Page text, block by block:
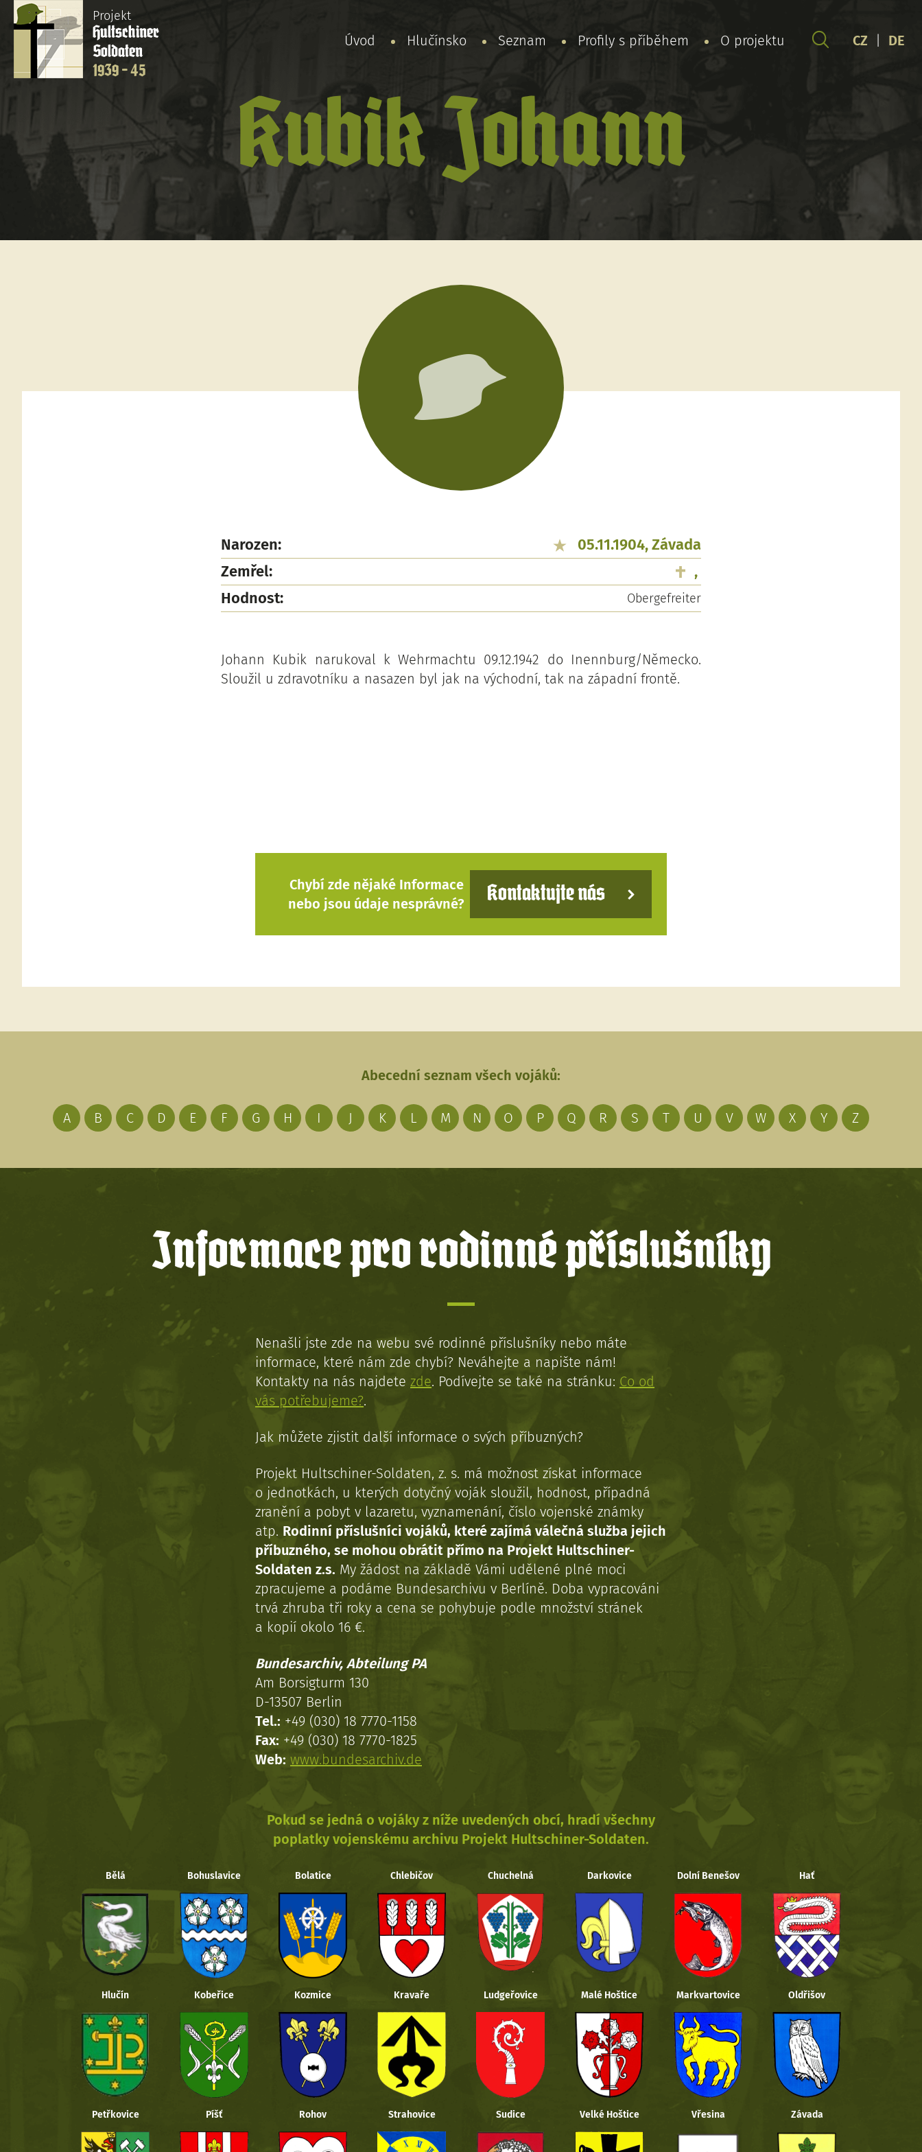
Projekt
Hultschiner
Soldaten
1939 - 45
Úvod Hlučínsko Seznam Profily s příběhem O projektu CZ DE
Kubik Johann
Narozen:
05.11.1904, Závada
Zemřel:
,
Hodnost:
Obergefreiter
Johann Kubik narukoval k Wehrmachtu 09.12.1942 do Inennburg/Německo.
Sloužil u zdravotníku a nasazen byl jak na východní, tak na západní frontě.
Chybí zde nějaké Informace
nebo jsou údaje nesprávné?
Kontaktujte nás
Abecední seznam všech vojáků:
A B C D E F G H I J K L M N O P Q R S T U V W X Y Z
Informace pro rodinné příslušníky
Nenašli jste zde na webu své rodinné příslušníky nebo máte
informace, které nám zde chybí? Neváhejte a napište nám!
Kontakty na nás najdete zde. Podívejte se také na stránku: Co od
vás potřebujeme?.
Jak můžete zjistit další informace o svých příbuzných?
Projekt Hultschiner-Soldaten, z. s. má možnost získat informace
o jednotkách, u kterých dotyčný voják sloužil, hodnost, případná
zranění a pobyt v lazaretu, vyznamenání, číslo vojenské známky
atp. Rodinní příslušníci vojáků, které zajímá válečná služba jejich
příbuzného, se mohou obrátit přímo na Projekt Hultschiner-
Soldaten z.s. My žádost na základě Vámi udělené plné moci
zpracujeme a podáme Bundesarchivu v Berlíně. Doba vypracováni
trvá zhruba tři roky a cena se pohybuje podle množství stránek
a kopií okolo 16 €.
Bundesarchiv, Abteilung PA
Am Borsigturm 130
D-13507 Berlin
Tel.: +49 (030) 18 7770-1158
Fax: +49 (030) 18 7770-1825
Web: www.bundesarchiv.de
Pokud se jedná o vojáky z níže uvedených obcí, hradí všechny
poplatky vojenskému archivu Projekt Hultschiner-Soldaten.
Bělá Bohuslavice Bolatice Chlebičov Chuchelná Darkovice Dolní Benešov Hať
Hlučín Kobeřice Kozmice Kravaře Ludgeřovice Malé Hoštice Markvartovice Oldřišov
Petřkovice Píšť Rohov Strahovice Sudice Velké Hoštice Vřesina Závada